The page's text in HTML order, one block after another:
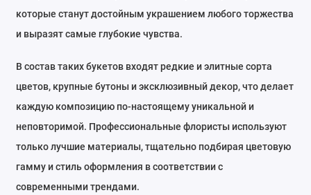
которые станут достойным украшением любого торжества
и выразят самые глубокие чувства.
В состав таких букетов входят редкие и элитные сорта
цветов, крупные бутоны и эксклюзивный декор, что делает
каждую композицию по-настоящему уникальной и
неповторимой. Профессиональные флористы используют
только лучшие материалы, тщательно подбирая цветовую
гамму и стиль оформления в соответствии с
современными трендами.